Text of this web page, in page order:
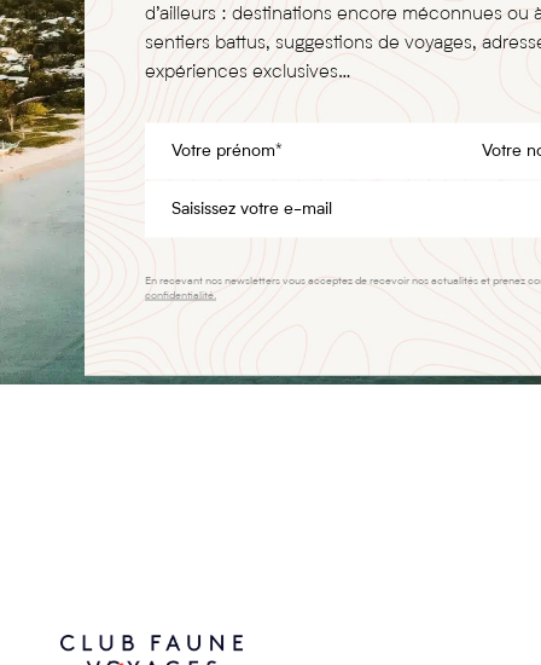
d’ailleurs : destinations encore méconnues ou
sentiers battus, suggestions de voyages,
expériences exclusives…
En recevant nos newsletters vous acceptez de recevoir nos actualités et prenez
confidentialité.